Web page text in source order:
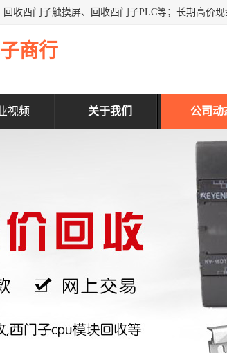
商行
视频 关于我们 公司动